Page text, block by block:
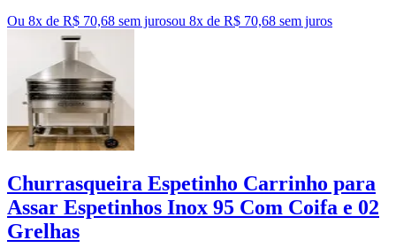
Ou 8x de R$ 70,68 sem jurosou 8x de R$ 70,68 sem juros
Churrasqueira Espetinho Carrinho para
Assar Espetinhos Inox 95 Com Coifa e 02
Grelhas